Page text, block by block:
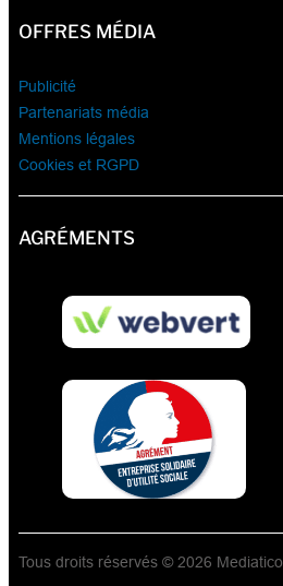
OFFRES MÉDIA
Publicité
Partenariats média
Mentions légales
Cookies et RGPD
AGRÉMENTS
Tous droits réservés © 2026 Mediatico